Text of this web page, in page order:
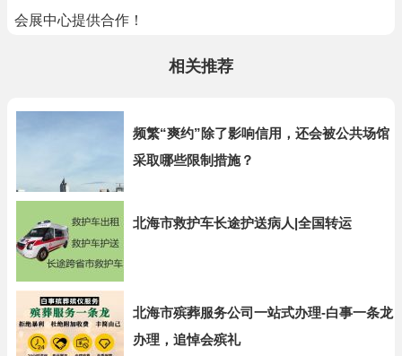
会展中心提供合作！
相关推荐
频繁“爽约”除了影响信用，还会被公共场馆
采取哪些限制措施？
北海市救护车长途护送病人|全国转运
北海市殡葬服务公司一站式办理-白事一条龙
办理，追悼会殡礼